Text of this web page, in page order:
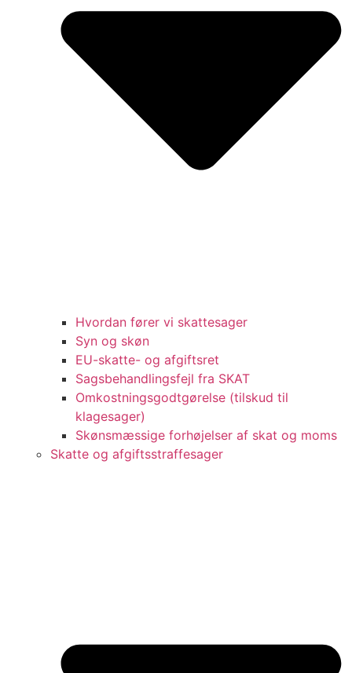
Hvordan fører vi skattesager
Syn og skøn
EU-skatte- og afgiftsret
Sagsbehandlingsfejl fra SKAT
Omkostningsgodtgørelse (tilskud til
klagesager)
Skønsmæssige forhøjelser af skat og moms
Skatte og afgiftsstraffesager